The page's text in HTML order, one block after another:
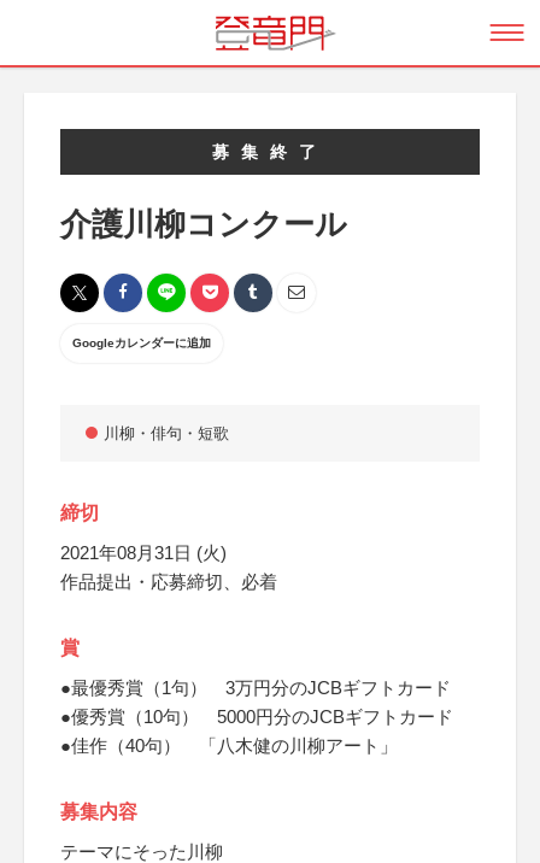
募集終了
介護川柳コンクール
Googleカレンダーに追加
川柳・俳句・短歌
締切
2021年08月31日 (火)
作品提出・応募締切、必着
賞
●最優秀賞（1句） 3万円分のJCBギフトカード
●優秀賞（10句） 5000円分のJCBギフトカード
●佳作（40句） 「八木健の川柳アート」
募集内容
テーマにそった川柳